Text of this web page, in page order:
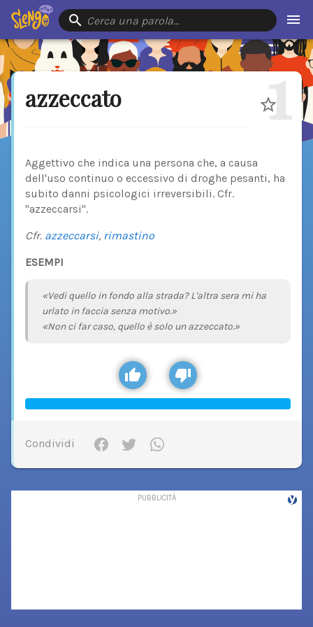
Cerca una parola…
azzeccato 1
Aggettivo che indica una persona che, a causa
dell'uso continuo o eccessivo di droghe pesanti, ha
subito danni psicologici irreversibili. Cfr.
"azzeccarsi".
Cfr. azzeccarsi, rimastino
ESEMPI
«Vedi quello in fondo alla strada? L'altra sera mi ha
urlato in faccia senza motivo.»
«Non ci far caso, quello è solo un azzeccato.»
Condividi